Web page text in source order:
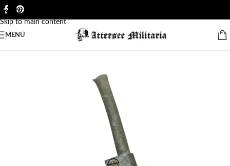
Skip to navigation
Skip to main content
MENÜ